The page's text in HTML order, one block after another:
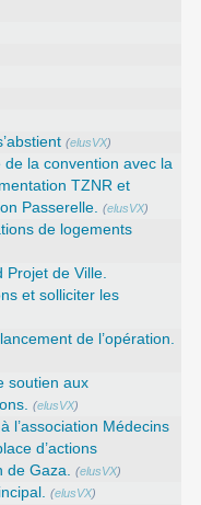
(elusVX)
la convention avec la
TZNR et
Passerelle. (elusVX)
de logements
Projet de Ville.
et solliciter les
de l’opération.
soutien aux
(elusVX)
l’association Médecins
d’actions
de Gaza. (elusVX)
(elusVX)